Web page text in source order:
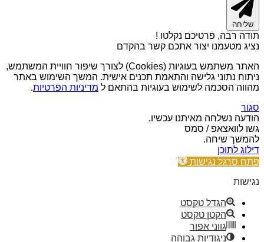
שליחה
תודה רבה, פרטיכם נקלטו !
נציג מטעמנו יצור אתכם קשר בהקדם
האתר משתמש בעוגיות (Cookies) לצורך שיפור חוויית המשתמש,
ניתוח נתוני גלישה והתאמת תכנים אישית. המשך השימוש באתר
מהווה הסכמה לשימוש בעוגיות בהתאם ל מדיניות הפרטיות.
סגור
הודעה נשלחה מאיתנו עכשיו,
גשו לוואצאפ / סמס
להמשך שיחה.
דילוג לתוכן
פתח סרגל נגישות
נגישות
הגדל טקסט
הקטן טקסט
גווני אפור
ניגודיות גבוהה